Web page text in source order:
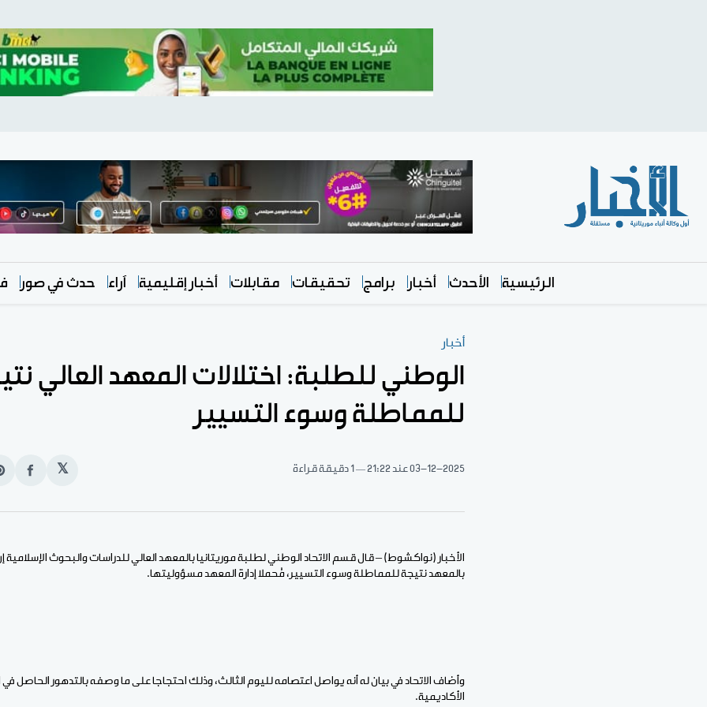
الرئيسية الأحدث أخبار برامج تحقيقات مقابلات أخبار إقليمية آراء حدث في صور
أخبار
الوطني للطلبة: اختلالات المعهد العالي
للمماطلة وسوء التسيير
03-12-2025عند 21:22 1 دقيقة قراءة 𝕏
انشر
الأخبار (نواكشوط) – قال قسم الاتحاد الوطني لطلبة موريتانيا بالمعهد العالي للدراسات والبحوث الإسلامية إن
بالمعهد نتيجة للمماطلة وسوء التسيير، مُحملا إدارة المعهد مسؤوليتها.
وأضاف الاتحاد في بيان له أنه يواصل اعتصامه لليوم الثالث، وذلك احتجاجا على ما وصفه بالتدهور الحاصل في
الأكاديمية.